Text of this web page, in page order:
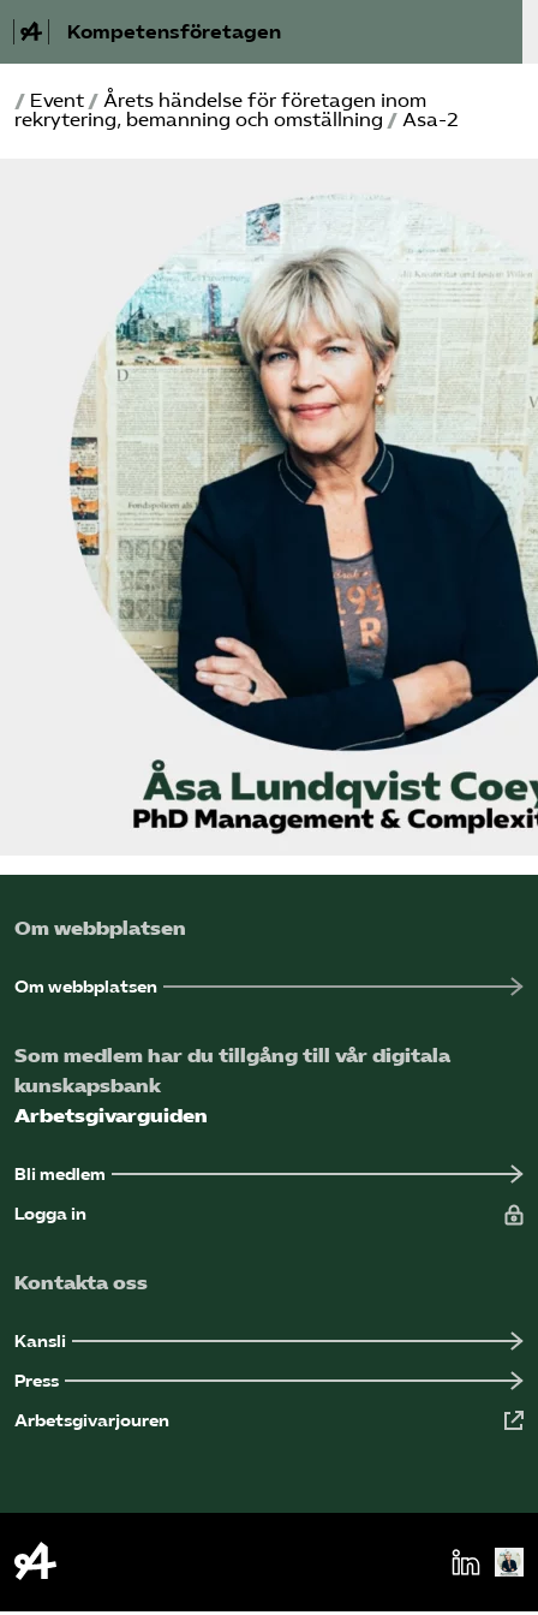
Kompetensföretagen
Aktuellt
Medlemskap
Våra frågor
Kurser och aktiviteter
Om oss
Omsättningsstatistik
Webbutik
Bli medlem
Logga in på Arbetsgivarguiden
/ Event / Årets händelse för företagen inom
rekrytering, bemanning och omställning / Asa-2
Om webbplatsen
Om webbplatsen
Som medlem har du tillgång till vår digitala
kunskapsbank
Arbetsgivarguiden
Bli medlem
Logga in
Kontakta oss
Kansli
Press
Arbetsgivarjouren